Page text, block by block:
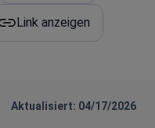
Link anzeigen
Aktualisiert: 04/17/2026